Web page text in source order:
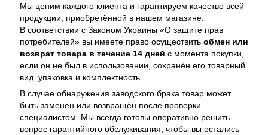
Мы ценим каждого клиента и гарантируем качество всей
продукции, приобретённой в нашем магазине.
В соответствии с Законом Украины «О защите прав
потребителей» вы имеете право осуществить обмен или
возврат товара в течение 14 дней с момента покупки,
если он не был в использовании, сохранён его товарный
вид, упаковка и комплектность.
В случае обнаружения заводского брака товар может
быть заменён или возвращён после проверки
специалистом. Мы всегда готовы оперативно решить
вопрос гарантийного обслуживания, чтобы вы остались